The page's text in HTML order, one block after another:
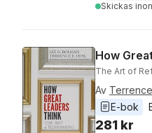
Skickas
How
The Art of
Av
E-bok
281 kr